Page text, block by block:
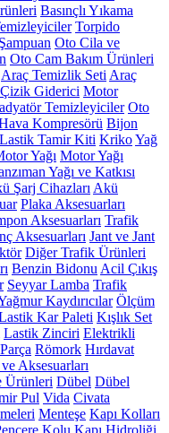
Basınçlı Yıkama
Torpido
Oto Cila ve
Oto Cam Bakım Ürünleri
Araç Temizlik Seti Araç
Giderici Motor
Temizleyiciler Oto
Kompresörü Bijon
Lastik Tamir Kiti KrikoYağ
Yağı Motor Yağı
Yağı ve Katkısı
Şarj Cihazları Akü
Plaka Aksesuarları
Aksesuarları Trafik
Aksesuarları Jant ve Jant
Diğer Trafik Ürünleri
Benzin Bidonu Acil Çıkış
Seyyar Lamba Trafik
Kaydırıcılar Ölçüm
Kar Paleti Kışlık Set
Lastik Zinciri Elektrikli
Römork Hırdavat
Aksesuarları
Ürünleri Dübel Dübel
Pul Vida Civata
Menteşe Kapı Kolları
Kolu Kapı Hidroliği